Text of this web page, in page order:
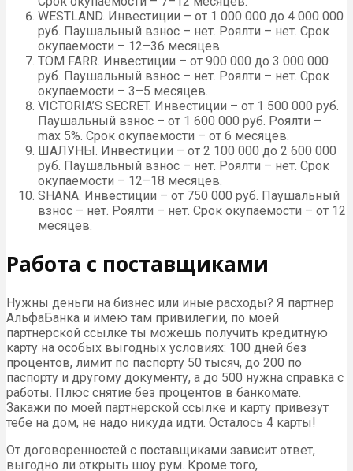
WESTLAND. Инвестиции – от 1 000 000 до 4 000 000
руб. Паушальный взнос – нет. Роялти – нет. Срок
окупаемости – 12–36 месяцев.
TOM FARR. Инвестиции – от 900 000 до 3 000 000
руб. Паушальный взнос – нет. Роялти – нет. Срок
окупаемости – 3–5 месяцев.
VICTORIA’S SECRET. Инвестиции – от 1 500 000 руб.
Паушальный взнос – от 1 600 000 руб. Роялти –
max 5%. Срок окупаемости – от 6 месяцев.
ШАЛУНЫ. Инвестиции – от 2 100 000 до 2 600 000
руб. Паушальный взнос – нет. Роялти – нет. Срок
окупаемости – 12–18 месяцев.
SHANA. Инвестиции – от 750 000 руб. Паушальный
взнос – нет. Роялти – нет. Срок окупаемости – от 12
месяцев.
Работа с поставщиками
Нужны деньги на бизнес или иные расходы? Я партнер
АльфаБанка и имею там привилегии, по моей
партнерской ссылке ты можешь получить кредитную
карту на особых выгодных условиях: 100 дней без
процентов, лимит по паспорту 50 тысяч, до 200 по
паспорту и другому документу, а до 500 нужна справка с
работы. Плюс снятие без процентов в банкомате.
Закажи по моей партнерской ссылке и карту привезут
тебе на дом, не надо никуда идти. Осталось 4 карты!
От договоренностей с поставщиками зависит ответ,
выгодно ли открыть шоу рум. Кроме того,